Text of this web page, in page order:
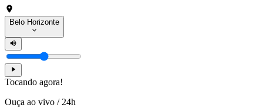
Belo Horizonte
Tocando agora!
Ouça ao vivo / 24h